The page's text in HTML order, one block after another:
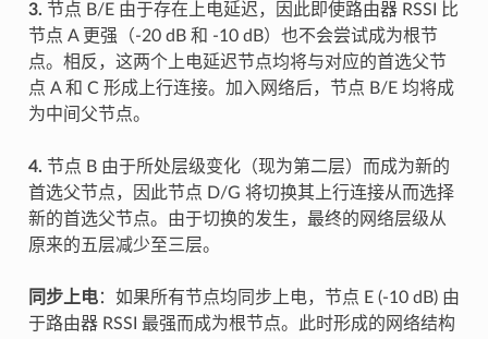
3. 节点 B/E 由于存在上电延迟，因此即使路由器 RSSI 比
节点 A 更强（-20 dB 和 -10 dB）也不会尝试成为根节
点。相反，这两个上电延迟节点均将与对应的首选父节
点 A 和 C 形成上行连接。加入网络后，节点 B/E 均将成
为中间父节点。
4. 节点 B 由于所处层级变化（现为第二层）而成为新的
首选父节点，因此节点 D/G 将切换其上行连接从而选择
新的首选父节点。由于切换的发生，最终的网络层级从
原来的五层减少至三层。
同步上电：如果所有节点均同步上电，节点 E (-10 dB) 由
于路由器 RSSI 最强而成为根节点。此时形成的网络结构